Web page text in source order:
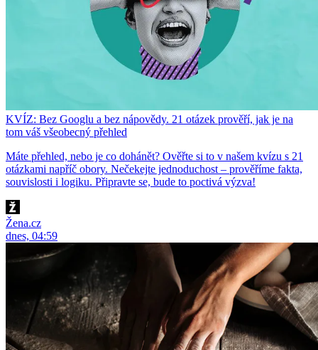
KVÍZ: Bez Googlu a bez nápovědy. 21 otázek prověří, jak je na
tom váš všeobecný přehled
Máte přehled, nebo je co dohánět? Ověřte si to v našem kvízu s 21
otázkami napříč obory. Nečekejte jednoduchost – prověříme fakta,
souvislosti i logiku. Připravte se, bude to poctivá výzva!
Žena.cz
dnes, 04:59